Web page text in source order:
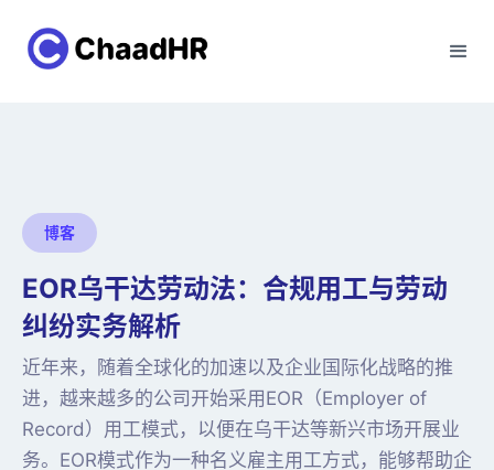
博客
EOR乌干达劳动法：合规用工与劳动
纠纷实务解析
近年来，随着全球化的加速以及企业国际化战略的推
进，越来越多的公司开始采用EOR（Employer of
Record）用工模式，以便在乌干达等新兴市场开展业
务。EOR模式作为一种名义雇主用工方式，能够帮助企